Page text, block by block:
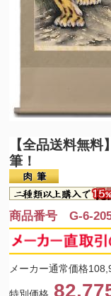
【全品送料無料
筆！
商品番号 G-6-
メーカー通常価格